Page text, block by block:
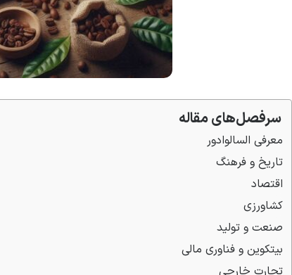
سرفصل‌های مقاله
معرفی السالوادور
تاریخ و فرهنگ
اقتصاد
کشاورزی
صنعت و تولید
بیتکوین و فناوری مالی
تجارت خارجی